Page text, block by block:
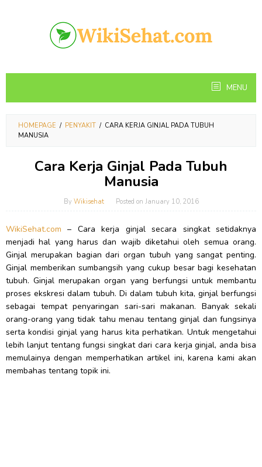
MENU
HOMEPAGE / PENYAKIT / CARA KERJA GINJAL PADA TUBUH
MANUSIA
Cara Kerja Ginjal Pada Tubuh
Manusia
By Wikisehat Posted on January 10, 2016
WikiSehat.com – Cara kerja ginjal secara singkat setidaknya
menjadi hal yang harus dan wajib diketahui oleh semua orang.
Ginjal merupakan bagian dari organ tubuh yang sangat penting.
Ginjal memberikan sumbangsih yang cukup besar bagi kesehatan
tubuh. Ginjal merupakan organ yang berfungsi untuk membantu
proses ekskresi dalam tubuh. Di dalam tubuh kita, ginjal berfungsi
sebagai tempat penyaringan sari-sari makanan. Banyak sekali
orang-orang yang tidak tahu menau tentang ginjal dan fungsinya
serta kondisi ginjal yang harus kita perhatikan. Untuk mengetahui
lebih lanjut tentang fungsi singkat dari cara kerja ginjal, anda bisa
memulainya dengan memperhatikan artikel ini, karena kami akan
membahas tentang topik ini.